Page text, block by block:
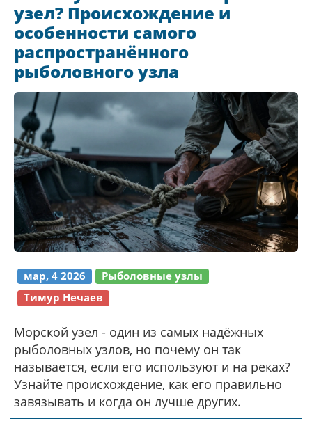
узел? Происхождение и
особенности самого
распространённого
рыболовного узла
мар, 4 2026
Рыболовные узлы
Тимур Нечаев
Морской узел - один из самых надёжных
рыболовных узлов, но почему он так
называется, если его используют и на реках?
Узнайте происхождение, как его правильно
завязывать и когда он лучше других.